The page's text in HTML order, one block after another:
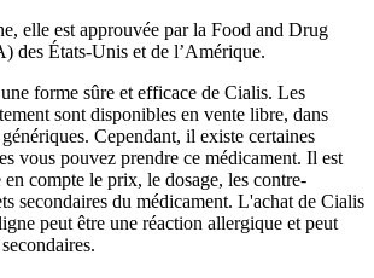
elle est approuvée par la Food and Drug
des États-Unis et de l’Amérique.
forme sûre et efficace de Cialis. Les
sont disponibles en vente libre, dans
Cependant, il existe certaines
vous pouvez prendre ce médicament. Il est
compte le prix, le dosage, les contre-
secondaires du médicament. L'achat de Cialis
peut être une réaction allergique et peut